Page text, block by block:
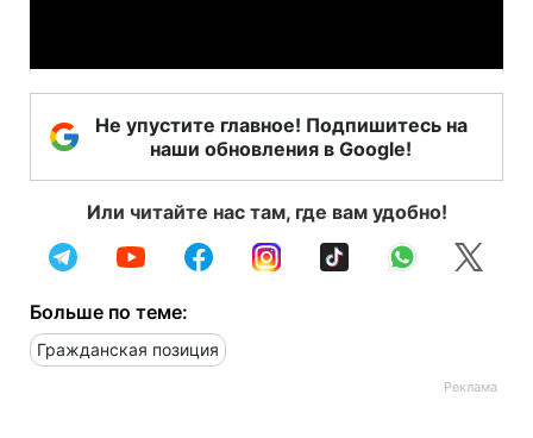
Не упустите главное! Подпишитесь на
наши обновления в Google!
Или читайте нас там, где вам удобно!
Больше по теме:
Гражданская позиция